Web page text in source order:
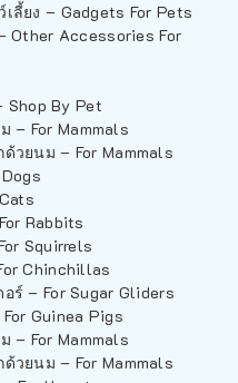
ลี้ยง – Gadgets For Pets
Other Accessories For
Shop By Pet
– For Mammals
วยนม – For Mammals
Rabbits
Squirrels
Chinchillas
ร์ – For Sugar Gliders
Guinea Pigs
– For Mammals
วยนม – For Mammals